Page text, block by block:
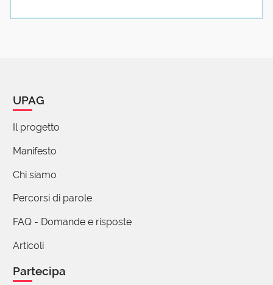
UPAG
Il progetto
Manifesto
Chi siamo
Percorsi di parole
FAQ - Domande e risposte
Articoli
Partecipa